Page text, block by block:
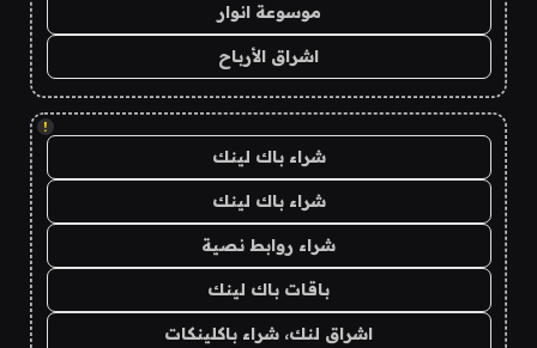
موسوعة انوار
اشراق الأرباح
!
شراء باك لينك
شراء باك لينك
شراء روابط نصية
باقات باك لينك
اشراق لنك، شراء باكلينكات